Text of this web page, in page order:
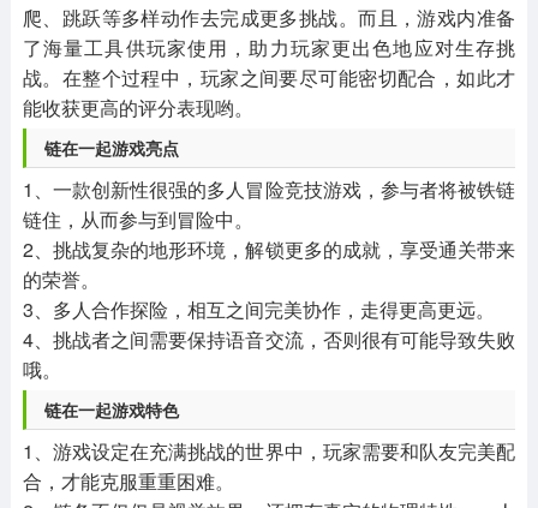
爬、跳跃等多样动作去完成更多挑战。而且，游戏内准备
了海量工具供玩家使用，助力玩家更出色地应对生存挑
战。在整个过程中，玩家之间要尽可能密切配合，如此才
能收获更高的评分表现哟。
链在一起游戏亮点
1、一款创新性很强的多人冒险竞技游戏，参与者将被铁链
链住，从而参与到冒险中。
2、挑战复杂的地形环境，解锁更多的成就，享受通关带来
的荣誉。
3、多人合作探险，相互之间完美协作，走得更高更远。
4、挑战者之间需要保持语音交流，否则很有可能导致失败
哦。
链在一起游戏特色
1、游戏设定在充满挑战的世界中，玩家需要和队友完美配
合，才能克服重重困难。